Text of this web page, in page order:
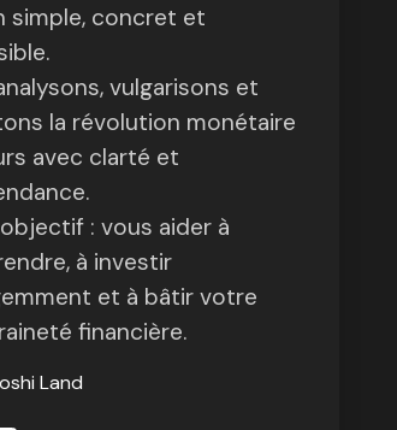
simple, concret et
vulgarisons et
la révolution monétaire
avec clarté et
: vous aider à
à investir
et à bâtir votre
financière.
Land